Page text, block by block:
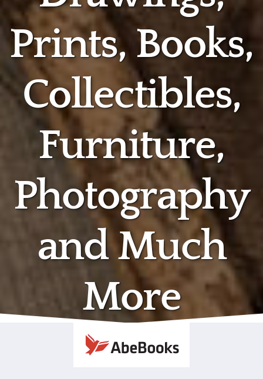
Prints, Books,
Collectibles,
Furniture,
Photography
and Much
More